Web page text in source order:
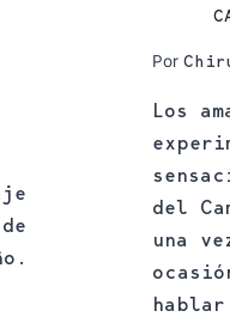
Por
Los
del
una